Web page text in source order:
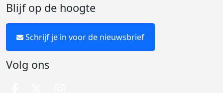
Blijf op de hoogte
Schrijf je in voor de nieuwsbrief
Volg ons